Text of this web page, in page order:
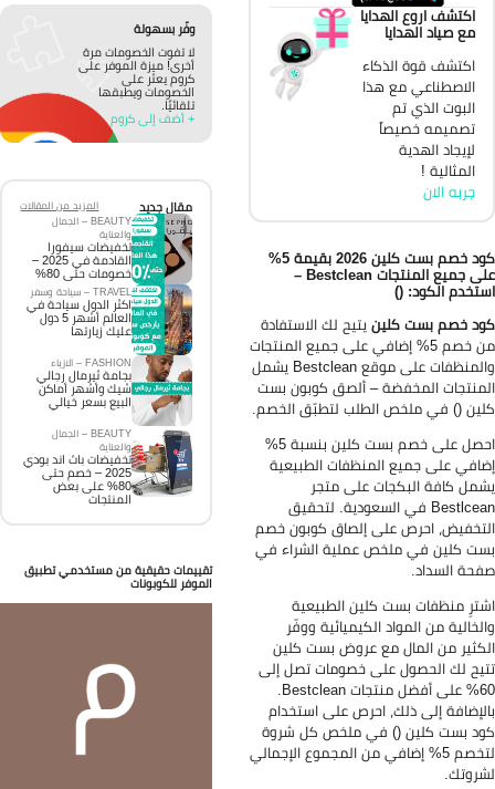
اكتشف اروع الهدايا
مع صياد الهدايا
اكتشف قوة الذكاء
الاصطناعي مع هذا
البوت الذي تم
تصميمه خصيصاً
لإيجاد الهدية
المثالية !
جربه الان
كود خصم بست كلين 2026 بقيمة 5%
على جميع المنتجات Bestclean –
الكود: ()
خصم بست كلينيتيح لك الاستفادة
من خصم 5% إضافي على جميع المنتجات
والمنظفات على موقع Bestclean يشمل
المخفضة – ألصق كوبون بست
() في ملخص الطلب لتطبّق الخصم.
احصل على خصم بست كلين بنسبة 5%
على جميع المنظفات الطبيعية
كافة البكجات على متجر
Bestlcean في السعودية. لتحقيق
احرص على إلصاق كوبون خصم
كلين في ملخص عملية الشراء في
السداد.
منظفات بست كلين الطبيعية
من المواد الكيميائية ووفّر
من المال مع عروض بست كلين
لك الحصول على خصومات تصل إلى
60% على أفضل منتجات Bestclean.
إلى ذلك، احرص على استخدام
بست كلين () في ملخص كل شروة
لتخصم 5% إضافي من المجموع الإجمالي
وفّر بسهولة
لا تفوت الخصومات مرة
أخرى! ميزة الموفر على
كروم يعثر على
الخصومات ويطبقها
تلقائيًا.
+ أضف إلى كروم
مقال جديد
المزيد من المقالات
BEAUTY – الجمال
والعناية
تخفيضات سيفورا
القادمة في 2025 –
خصومات حتى 80%
TRAVEL – سياحة وسفر
اكثر الدول سياحة في
العالم أشهر 5 دول
عليك زيارتها
FASHION – الازياء
بجامة ثيرمال رجالي
شيك وأشهر أماكن
البيع بسعر خيالي
BEAUTY – الجمال
والعناية
تخفيضات باث اند بودي
2025 – خصم حتى
80% على بعض
المنتجات
تقييمات حقيقية من مستخدمي تطبيق
الموفر للكوبونات